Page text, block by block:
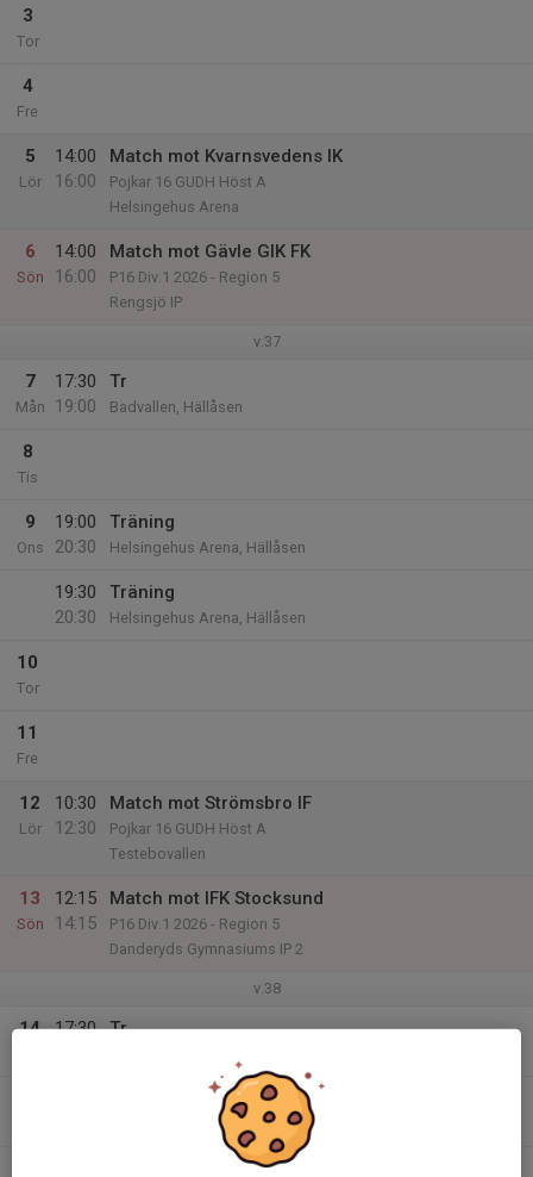
3
Tor
4
Fre
5
Lör
14:00
16:00
Match mot Kvarnsvedens IK
Pojkar 16 GUDH Höst A
Helsingehus Arena
6
Sön
14:00
16:00
Match mot Gävle GIK FK
P16 Div.1 2026 - Region 5
Rengsjö IP
v.37
7
Mån
17:30
19:00
Tr
Badvallen, Hällåsen
8
Tis
9
Ons
19:00
20:30
Träning
Helsingehus Arena, Hällåsen
19:30
20:30
Träning
Helsingehus Arena, Hällåsen
10
Tor
11
Fre
12
Lör
10:30
12:30
Match mot Strömsbro IF
Pojkar 16 GUDH Höst A
Testebovallen
13
Sön
12:15
14:15
Match mot IFK Stocksund
P16 Div.1 2026 - Region 5
Danderyds Gymnasiums IP 2
v.38
14
17:30
Tr